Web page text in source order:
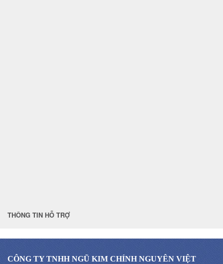
THÔNG TIN HỖ TRỢ
CÔNG TY TNHH NGŨ KIM CHÍNH NGUYÊN VIỆT